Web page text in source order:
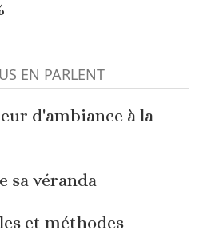
EN PARLENT
d'ambiance à la
sa véranda
et méthodes